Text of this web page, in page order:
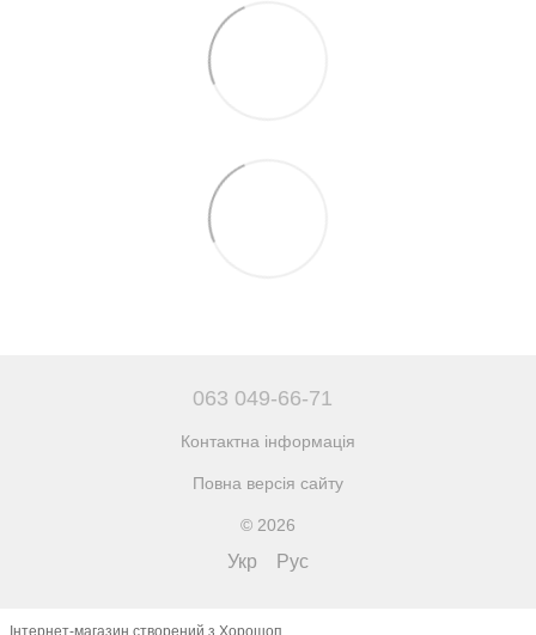
063 049-66-71
Контактна інформація
Повна версія сайту
© 2026
Укр Рус
Інтернет-магазин створений з Хорошоп